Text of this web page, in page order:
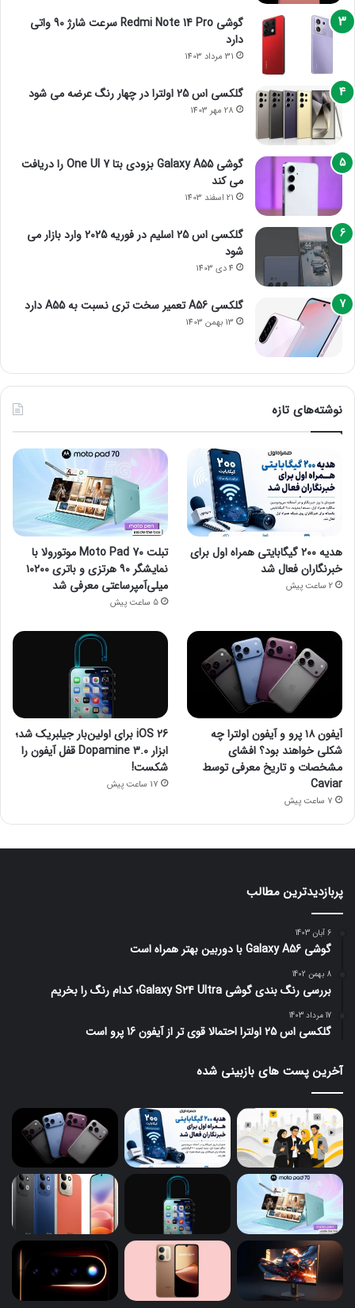
گوشی Redmi Note 14 Pro سرعت شارژ 90 واتی
دارد
31 مرداد 1403
گلکسی اس 25 اولترا در چهار رنگ عرضه می شود
28 مهر 1403
گوشی Galaxy A55 بزودی بتا One UI 7 را دریافت
می کند
21 اسفند 1403
گلکسی اس 25 اسلیم در فوریه 2025 وارد بازار می
شود
4 دی 1403
گلکسی A56 تعمیر سخت تری نسبت به A55 دارد
13 بهمن 1403
نوشته‌های تازه
هدیه ۲۰۰ گیگابایتی همراه اول برای
خبرنگاران فعال شد
2 ساعت پیش
تبلت Moto Pad 70 موتورولا با
نمایشگر ۹۰ هرتزی و باتری ۱۰۲۰۰
میلی‌آمپرساعتی معرفی شد
5 ساعت پیش
آیفون ۱۸ پرو و آیفون اولترا چه
شکلی خواهند بود؟ افشای
مشخصات و تاریخ معرفی توسط
Caviar
7 ساعت پیش
iOS 26 برای اولین‌بار جیلبریک شد؛
ابزار Dopamine 3.0 قفل آیفون را
شکست!
17 ساعت پیش
پربازدیدترین مطالب
6 آبان 1403
گوشی Galaxy A56 با دوربین بهتر همراه است
8 بهمن 1402
بررسی رنگ بندی گوشی Galaxy S24 Ultra؛ کدام رنگ را بخریم
17 مرداد 1403
گلکسی اس 25 اولترا احتمالا قوی تر از آیفون 16 پرو است
آخرین پست های بازبینی شده